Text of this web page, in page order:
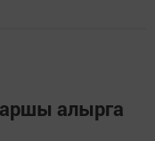
алырга